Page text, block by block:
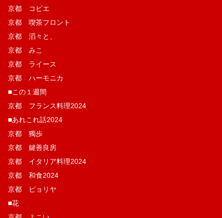
京都 コピエ
京都 喫茶フロント
京都 滔々と、
京都 みこ
京都 ライース
京都 ハーモニカ
■この１週間
京都 フランス料理2024
■あれこれ話2024
京都 獨歩
京都 鍵善良房
京都 イタリア料理2024
京都 和食2024
京都 ピョリヤ
■花